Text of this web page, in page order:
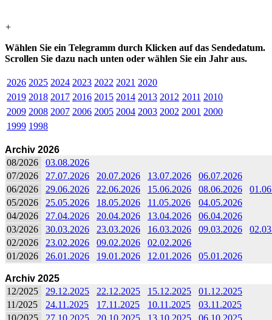
+
Wählen Sie ein Telegramm durch Klicken auf das Sendedatum.
Scrollen Sie dazu nach unten oder wählen Sie ein Jahr aus.
2026 2025 2024 2023 2022 2021 2020
2019 2018 2017 2016 2015 2014 2013 2012 2011 2010
2009 2008 2007 2006 2005 2004 2003 2002 2001 2000
1999 1998
Archiv 2026
08/2026
03.08.2026
07/2026
27.07.2026 20.07.2026 13.07.2026
06.07.2026
06/2026
29.06.2026 22.06.2026 15.06.2026 08.06.2026
05/2026
25.05.2026 18.05.2026 11.05.2026
04.05.2026
04/2026
27.04.2026 20.04.2026 13.04.2026
06.04.2026
03/2026
30.03.2026 23.03.2026 16.03.2026 09.03.2026
02/2026
23.02.2026 09.02.2026
02.02.2026
01/2026
26.01.2026 19.01.2026 12.01.2026 05.01.2026
Archiv 2025
12/2025
29.12.2025 22.12.2025 15.12.2025
01.12.2025
11/2025
24.11.2025 17.11.2025 10.11.2025
03.11.2025
10/2025
27.10.2025 20.10.2025 13.10.2025
06.10.2025